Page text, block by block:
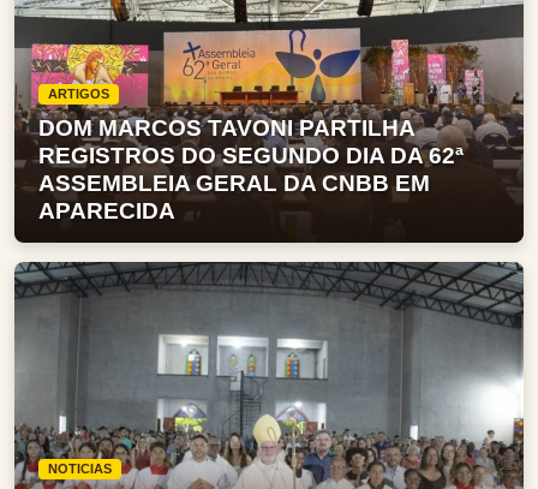
ARTIGOS
DOM MARCOS TAVONI PARTILHA
REGISTROS DO SEGUNDO DIA DA 62ª
ASSEMBLEIA GERAL DA CNBB EM
APARECIDA
NOTICIAS